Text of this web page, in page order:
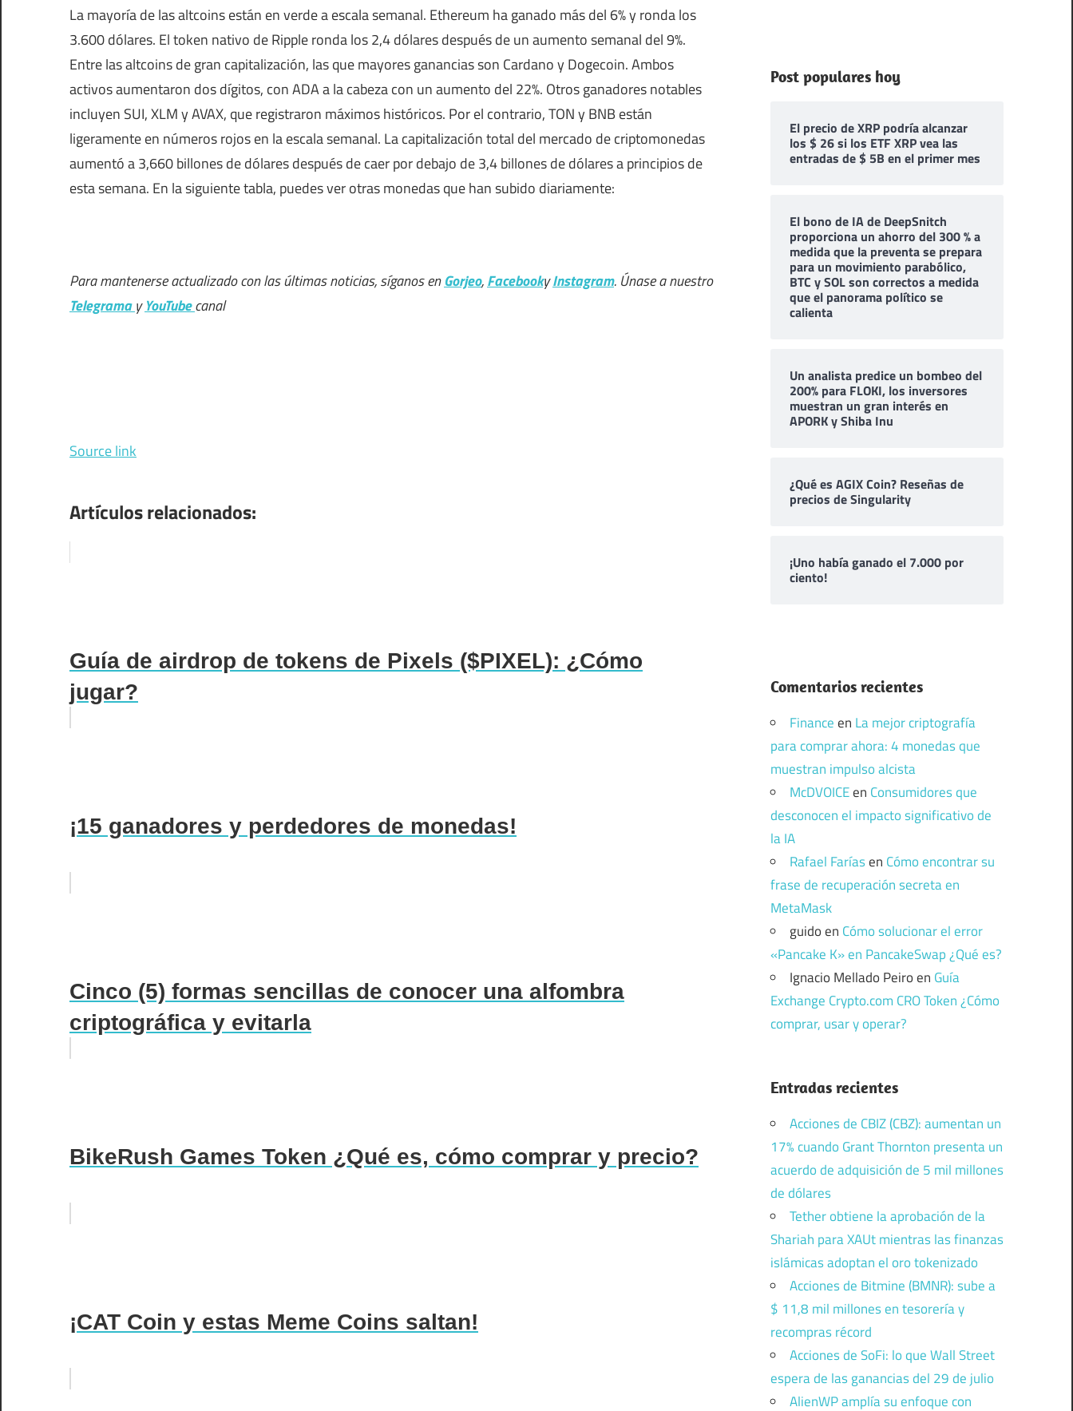
La mayoría de las altcoins están en verde a escala semanal. Ethereum ha ganado más del 6% y ronda los
3.600 dólares. El token nativo de Ripple ronda los 2,4 dólares después de un aumento semanal del 9%.
Entre las altcoins de gran capitalización, las que mayores ganancias son Cardano y Dogecoin. Ambos
activos aumentaron dos dígitos, con ADA a la cabeza con un aumento del 22%. Otros ganadores notables
incluyen SUI, XLM y AVAX, que registraron máximos históricos. Por el contrario, TON y BNB están
ligeramente en números rojos en la escala semanal. La capitalización total del mercado de criptomonedas
aumentó a 3,660 billones de dólares después de caer por debajo de 3,4 billones de dólares a principios de
esta semana. En la siguiente tabla, puedes ver otras monedas que han subido diariamente:
Para mantenerse actualizado con las últimas noticias, síganos enGorjeo,FacebookyInstagram. Únase a nuestro
TelegramayYouTubecanal
Source link
Artículos relacionados:
Guía de airdrop de tokens de Pixels ($PIXEL): ¿Cómo
jugar?
¡15 ganadores y perdedores de monedas!
Cinco (5) formas sencillas de conocer una alfombra
criptográfica y evitarla
BikeRush Games Token ¿Qué es, cómo comprar y precio?
¡CAT Coin y estas Meme Coins saltan!
Post populares hoy
El precio de XRP podría alcanzar
los $ 26 si los ETF XRP vea las
entradas de $ 5B en el primer mes
El bono de IA de DeepSnitch
proporciona un ahorro del 300 % a
medida que la preventa se prepara
para un movimiento parabólico,
BTC y SOL son correctos a medida
que el panorama político se
calienta
Un analista predice un bombeo del
200% para FLOKI, los inversores
muestran un gran interés en
APORK y Shiba Inu
¿Qué es AGIX Coin? Reseñas de
precios de Singularity
¡Uno había ganado el 7.000 por
ciento!
Comentarios recientes
Financeen La mejor criptografía
para comprar ahora: 4 monedas que
muestran impulso alcista
McDVOICEen Consumidores que
desconocen el impacto significativo de
la IA
Rafael Faríasen Cómo encontrar su
frase de recuperación secreta en
MetaMask
guidoen Cómo solucionar el error
«Pancake K» en PancakeSwap ¿Qué es?
Ignacio Mellado Peiroen Guía
Exchange Crypto.com CRO Token ¿Cómo
comprar, usar y operar?
Entradas recientes
Acciones de CBIZ (CBZ): aumentan un
17% cuando Grant Thornton presenta un
acuerdo de adquisición de 5 mil millones
de dólares
Tether obtiene la aprobación de la
Shariah para XAUt mientras las finanzas
islámicas adoptan el oro tokenizado
Acciones de Bitmine (BMNR): sube a
$ 11,8 mil millones en tesorería y
recompras récord
Acciones de SoFi: lo que Wall Street
espera de las ganancias del 29 de julio
AlienWP amplía su enfoque con